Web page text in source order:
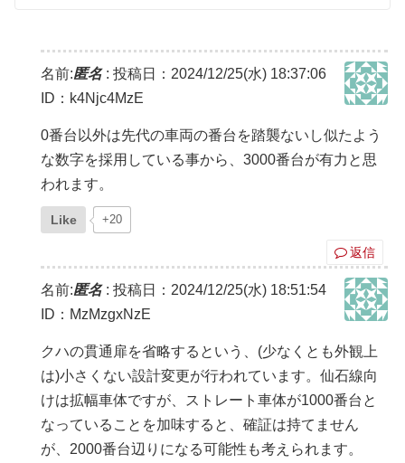
名前:匿名: 投稿日：2024/12/25(水) 18:37:06
ID：k4Njc4MzE
0番台以外は先代の車両の番台を踏襲ないし似たよう
な数字を採用している事から、3000番台が有力と思
われます。
Like +20
返信
名前:匿名: 投稿日：2024/12/25(水) 18:51:54
ID：MzMzgxNzE
クハの貫通扉を省略するという、(少なくとも外観上
は)小さくない設計変更が行われています。仙石線向
けは拡幅車体ですが、ストレート車体が1000番台と
なっていることを加味すると、確証は持てません
が、2000番台辺りになる可能性も考えられます。